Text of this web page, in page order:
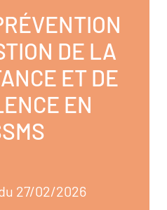
DE LA
ET DE
EN
27/02/2026